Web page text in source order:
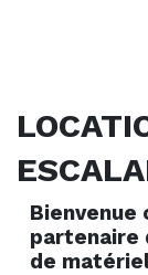
Bienvenue
partenaire
de